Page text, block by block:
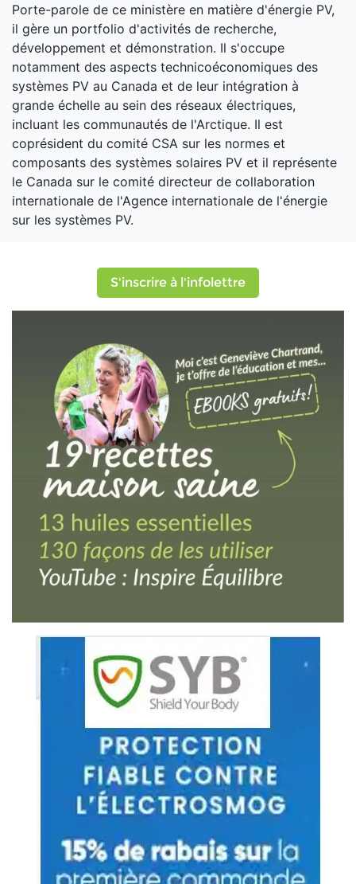
Porte-parole de ce ministère en matière d'énergie PV,
il gère un portfolio d'activités de recherche,
développement et démonstration. Il s'occupe
notamment des aspects technicoéconomiques des
systèmes PV au Canada et de leur intégration à
grande échelle au sein des réseaux électriques,
incluant les communautés de l'Arctique. Il est
coprésident du comité CSA sur les normes et
composants des systèmes solaires PV et il représente
le Canada sur le comité directeur de collaboration
internationale de l'Agence internationale de l'énergie
sur les systèmes PV.
S'inscrire à l'infolettre